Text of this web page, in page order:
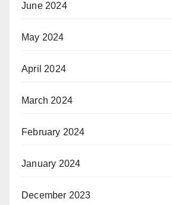
June 2024
May 2024
April 2024
March 2024
February 2024
January 2024
December 2023